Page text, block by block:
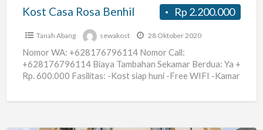
Rp 2.200.000
Kost Casa Rosa Benhil
Tanah Abang sewakost 28 Oktober 2020
Nomor WA: +628176796114 Nomor Call:
+628176796114 Biaya Tambahan Sekamar Berdua: Ya +
Rp. 600.000 Fasilitas: -Kost siap huni -Free WIFI -Kamar